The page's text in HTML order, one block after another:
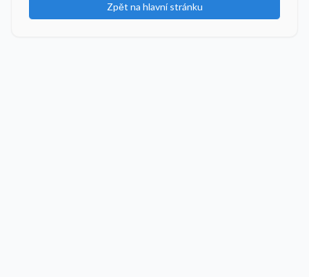
Zpět na hlavní stránku